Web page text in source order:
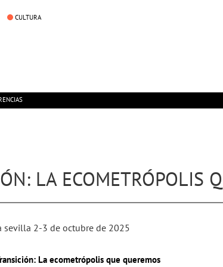
CULTURA
LA ECOMETRÓPOLIS
sevilla 2-3 de octubre de 2025
La ecometrópolis que queremos